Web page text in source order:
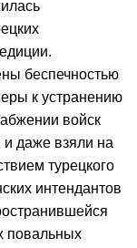
беспечностью
к устранению
войск
даже взяли на
турецкого
интендантов
повальных